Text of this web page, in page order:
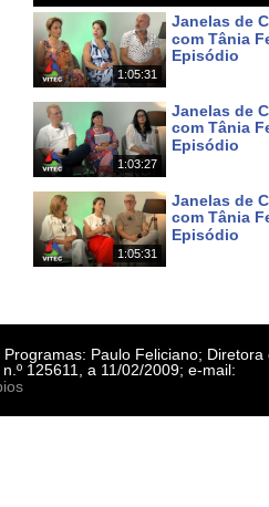
1:05:31
Janelas de
com Tânia
Episódio
1:03:27
Janelas de
com Tânia
Episódio
1:05:31
Janelas de
com Tânia
Episódio
Paulo Feliciano; Diretora
125611, a 11/02/2009; e-mail: